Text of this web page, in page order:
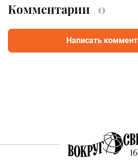
Комментарии 0
Написать